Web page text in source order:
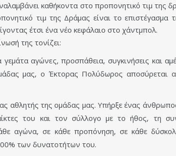
καθήκοντα στο προπονητικό τιμ της
τιμ της Δράμας είναι το επιστέγασμα
έτσι ένα νέο κεφάλαιο στο χάντμπολ.
της τονίζει:
αγώνες, προσπάθεια, συγκινήσεις και
μας, ο Έκτορας Πολύδωρος αποσύρεται
αθλητής της ομάδας μας. Υπήρξε ένας
του και τον σύλλογο με το ήθος, τη
αγώνα, σε κάθε προπόνηση, σε κάθε
των δυνατοτήτων του.